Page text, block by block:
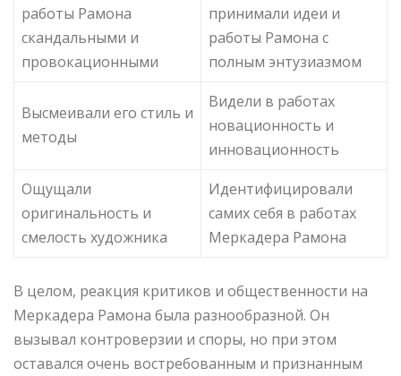
работы Рамона
скандальными и
провокационными
принимали идеи и
работы Рамона с
полным энтузиазмом
Высмеивали его стиль и
методы
Видели в работах
новационность и
инновационность
Ощущали
оригинальность и
смелость художника
Идентифицировали
самих себя в работах
Меркадера Рамона
В целом, реакция критиков и общественности на
Меркадера Рамона была разнообразной. Он
вызывал контроверзии и споры, но при этом
оставался очень востребованным и признанным